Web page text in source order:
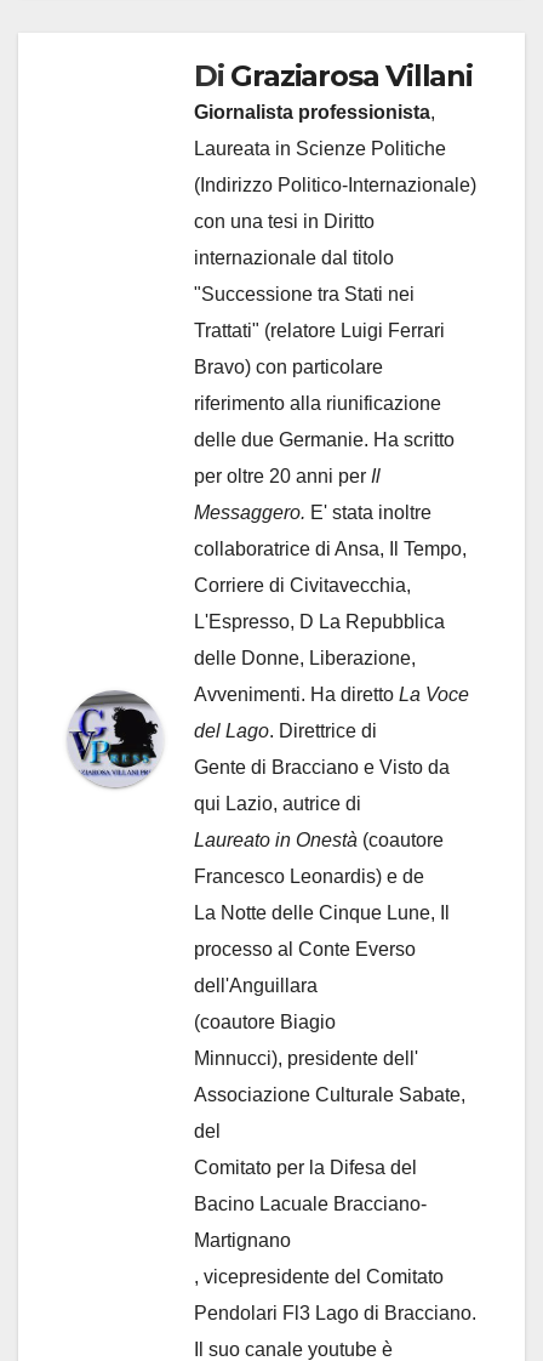
Di Graziarosa Villani
Giornalista professionista,
Laureata in Scienze Politiche
(Indirizzo Politico-Internazionale)
con una tesi in Diritto
internazionale dal titolo
"Successione tra Stati nei
Trattati" (relatore Luigi Ferrari
Bravo) con particolare
riferimento alla riunificazione
delle due Germanie. Ha scritto
per oltre 20 anni per Il
Messaggero. E' stata inoltre
collaboratrice di Ansa, Il Tempo,
Corriere di Civitavecchia,
L'Espresso, D La Repubblica
delle Donne, Liberazione,
Avvenimenti. Ha diretto La Voce
del Lago. Direttrice di
Gente di Bracciano e Visto da
qui Lazio, autrice di
Laureato in Onestà (coautore
Francesco Leonardis) e de
La Notte delle Cinque Lune, Il
processo al Conte Everso
dell'Anguillara
(coautore Biagio
Minnucci), presidente dell'
Associazione Culturale Sabate,
del
Comitato per la Difesa del
Bacino Lacuale Bracciano-
Martignano
, vicepresidente del Comitato
Pendolari Fl3 Lago di Bracciano.
Il suo canale youtube è